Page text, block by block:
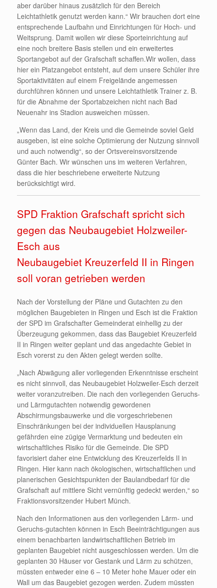
aber darüber hinaus zusätzlich für den Bereich
Leichtathletik genutzt werden kann.“ Wir brauchen dort eine
entsprechende Laufbahn und Einrichtungen für Hoch- und
Weitsprung. Damit wollen wir diese Sporteinrichtung auf
eine noch breitere Basis stellen und ein erweitertes
Sportangebot auf der Grafschaft schaffen.Wir wollen, dass
hier ein Platzangebot entsteht, auf dem unsere Schüler ihre
Sportaktivitäten auf einem Freigelände angemessen
durchführen können und unsere Leichtathletik Trainer z. B.
für die Abnahme der Sportabzeichen nicht nach Bad
Neuenahr ins Stadion ausweichen müssen.
„Wenn das Land, der Kreis und die Gemeinde soviel Geld
ausgeben, ist eine solche Optimierung der Nutzung sinnvoll
und auch notwendig“, so der Ortsvereinsvorsitzende
Günter Bach. Wir wünschen uns im weiteren Verfahren,
dass die hier beschriebene erweiterte Nutzung
berücksichtigt wird.
SPD Fraktion Grafschaft spricht sich
gegen das Neubaugebiet Holzweiler-
Esch aus
Neubaugebiet Kreuzerfeld II in Ringen
soll voran getrieben werden
Nach der Vorstellung der Pläne und Gutachten zu den
möglichen Baugebieten in Ringen und Esch ist die Fraktion
der SPD im Grafschafter Gemeinderat einhellig zu der
Überzeugung gekommen, dass das Baugebiet Kreuzerfeld
II in Ringen weiter geplant und das angedachte Gebiet in
Esch vorerst zu den Akten gelegt werden sollte.
„Nach Abwägung aller vorliegenden Erkenntnisse erscheint
es nicht sinnvoll, das Neubaugebiet Holzweiler-Esch derzeit
weiter voranzutreiben. Die nach den vorliegenden Geruchs-
und Lärmgutachten notwendig gewordenen
Abschirmungsbauwerke und die vorgeschriebenen
Einschränkungen bei der individuellen Hausplanung
gefährden eine zügige Vermarktung und bedeuten ein
wirtschaftliches Risiko für die Gemeinde. Die SPD
favorisiert daher eine Entwicklung des Kreuzerfelds II in
Ringen. Hier kann nach ökologischen, wirtschaftlichen und
planerischen Gesichtspunkten der Baulandbedarf für die
Grafschaft auf mittlere Sicht vernünftig gedeckt werden,“ so
Fraktionsvorsitzender Hubert Münch.
Nach den Informationen aus den vorliegenden Lärm- und
Geruchs-gutachten können in Esch Beeinträchtigungen aus
einem benachbarten landwirtschaftlichen Betrieb im
geplanten Baugebiet nicht ausgeschlossen werden. Um die
geplanten 30 Häuser vor Gestank und Lärm zu schützen,
müssten entweder eine 6 – 10 Meter hohe Mauer oder ein
Wall um das Baugebiet gezogen werden. Zudem müssten